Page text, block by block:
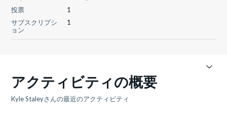
投票
1
サブスクリプシ
ョン
1
アクティビティの概要
Kyle Staleyさんの最近のアクティビティ